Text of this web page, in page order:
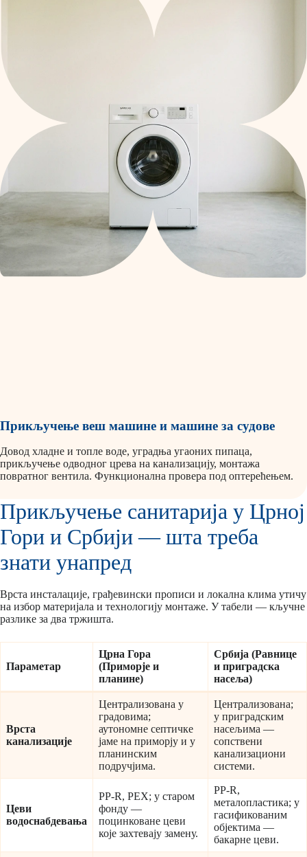
Прикључење веш машине и машине за судове
Довод хладне и топле воде, уградња угаоних пипаца,
прикључење одводног црева на канализацију, монтажа
повратног вентила. Функционална провера под оптерећењем.
Прикључење санитарија у Црној
Гори и Србији — шта треба
знати унапред
Врста инсталације, грађевински прописи и локална клима утичу
на избор материјала и технологију монтаже. У табели — кључне
разлике за два тржишта.
Параметар
Црна Гора
(Приморје и
планине)
Србија (Равнице
и приградска
насеља)
Врста
канализације
Централизована у
градовима;
аутономне септичке
јаме на приморју и у
планинским
подручјима.
Централизована;
у пригрaдским
насељима —
сопствени
канализациони
системи.
Цеви
водоснабдевања
PP-R, PEX; у старом
фонду —
поцинковане цеви
које захтевају замену.
PP-R,
металопластика; у
гасификованим
објектима —
бакарне цеви.